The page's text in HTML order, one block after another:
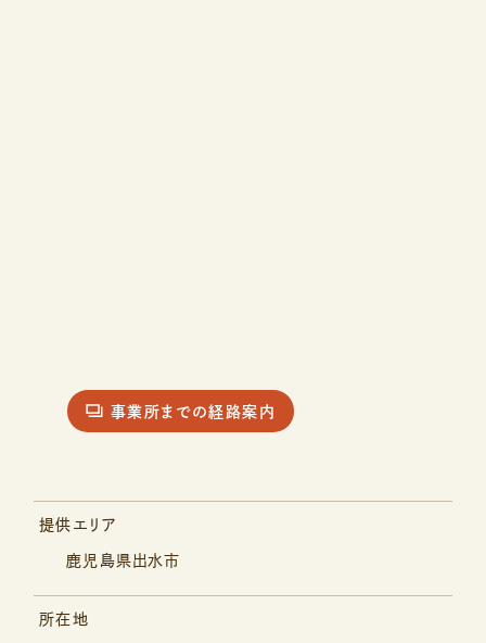
事業所までの経路案内
提供エリア
鹿児島県出水市
所在地